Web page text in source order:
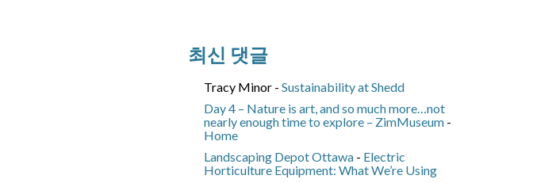
최신 댓글
Tracy Minor -Sustainability at Shedd
Day 4 – Nature is art, and so much more…not
nearly enough time to explore – ZimMuseum -
Home
Landscaping Depot Ottawa - Electric
Horticulture Equipment: What We’re Using